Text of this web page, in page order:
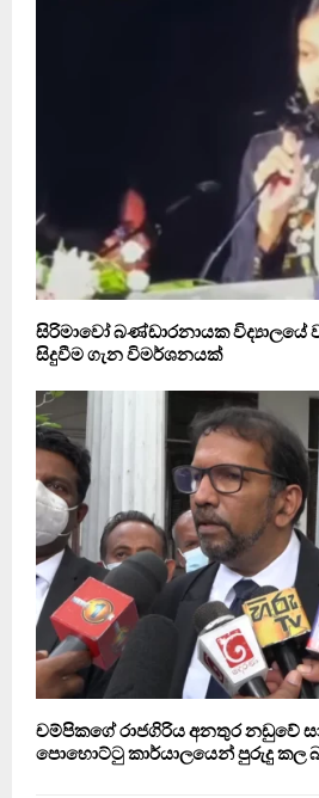
සිරිමාවෝ බණ්ඩාරනායක විද්‍යාලයේ
සිදුවීම ගැන විමර්ශනයක්
චම්පිකගේ රාජගිරිය අනතුර නඩුවේ
පොහොට්ටු කාර්යාලයෙන් පුරුදු කල